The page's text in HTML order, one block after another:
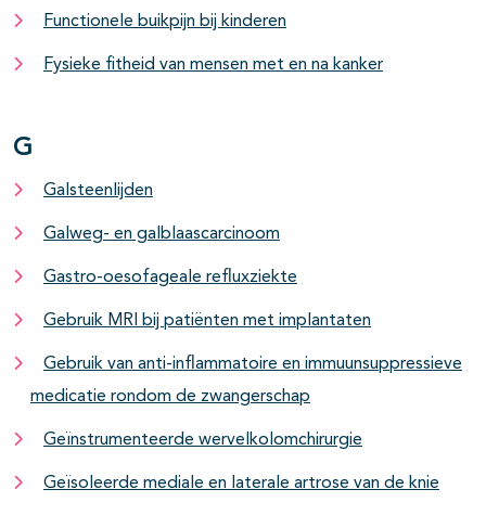
Functionele buikpijn bij kinderen
Fysieke fitheid van mensen met en na kanker
G
Galsteenlijden
Galweg- en galblaascarcinoom
Gastro-oesofageale refluxziekte
Gebruik MRI bij patiënten met implantaten
Gebruik van anti-inflammatoire en immuunsuppressieve
medicatie rondom de zwangerschap
Geïnstrumenteerde wervelkolomchirurgie
Geïsoleerde mediale en laterale artrose van de knie